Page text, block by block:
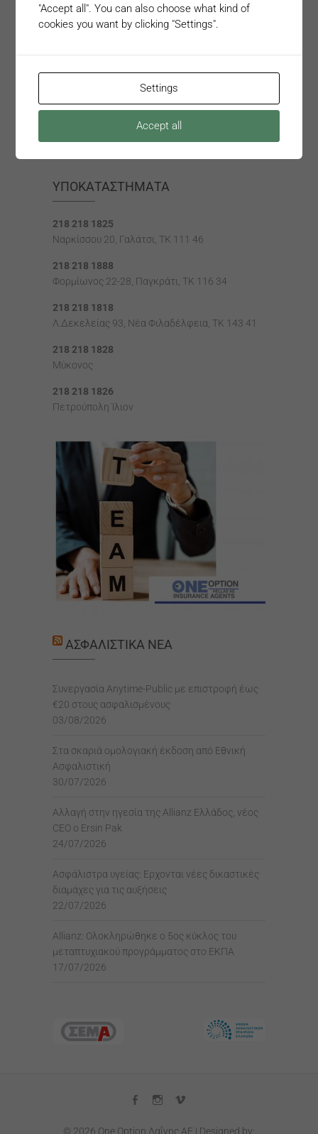
Με νέες κρατικές πινακίδες κυκλοφορίας τα
επιβατικά ΔΧ (ταξί),τα φορτηγά και τα
03/08/2021
23/07/2021
Ρωτήστε μας! Ασφάλιση κατοικίας
ΥΠΟΚΑΤΑΣΤΉΜΑΤΑ
218 218 1825
Ναρκίσσου 20, Γαλάτσι, ΤΚ 111 46
218 218 1888
Φορμίωνος 22-28, Παγκράτι, TK 116 34
218 218 1818
Λ.Δεκελείας 93, Νέα Φιλαδέλφεια, ΤΚ 143 41
218 218 1828
Μύκονος
218 218 1826
Πετρούπολη Ίλιον
ΑΣΦΑΛΙΣΤΙΚΆ ΝΈΑ
Συνεργασία Anytime-Public με επιστροφή έως
€20 στους ασφαλισμένους
03/08/2026
Στα σκαριά ομολογιακή έκδοση από Εθνική
Ασφαλιστική
30/07/2026
Αλλαγή στην ηγεσία της Allianz Ελλάδος, νέος
CEO ο Ersin Pak
24/07/2026
Ασφάλιστρα υγείας: Ερχονται νέες δικαστικές
διαμάχες για τις αυξήσεις
22/07/2026
Allianz: Ολοκληρώθηκε ο 5ος κύκλος του
μεταπτυχιακού προγράμματος στο ΕΚΠΑ
17/07/2026
facebookinstagram
vimeo
© 2026 One Option Λαΐνης AE | Designed by:
"Accept all". You can also choose what kind of
cookies you want by clicking "Settings".
Settings
Accept all